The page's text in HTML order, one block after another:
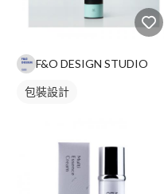
F&O DESIGN STUDIO
包裝設計